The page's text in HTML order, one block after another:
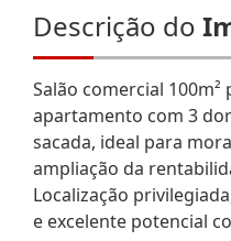
Descrição do
Salão comercial
apartamento com 3
sacada, ideal para
ampliação da
Localização
e excelente potencial